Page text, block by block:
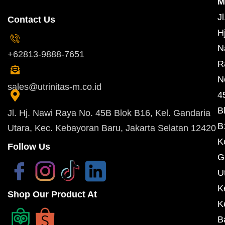
Contact Us
+62813-9888-7651
sales@utrinitas-m.co.id
Jl. Hj. Nawi Raya No. 45B Blok B16, Kel. Gandaria
Utara, Kec. Kebayoran Baru, Jakarta Selatan 12420
Follow Us
Shop Our Product At